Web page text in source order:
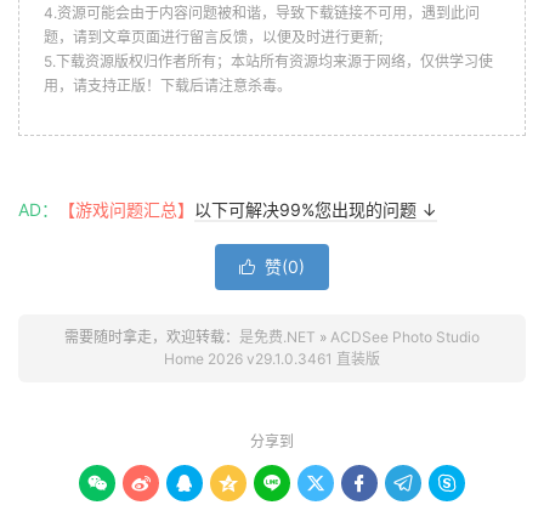
4.资源可能会由于内容问题被和谐，导致下载链接不可用，遇到此问
题，请到文章页面进行留言反馈，以便及时进行更新;
5.下载资源版权归作者所有；本站所有资源均来源于网络，仅供学习使
用，请支持正版！下载后请注意杀毒。
AD： 【游戏问题汇总】 以下可解决99%您出现的问题 ↓
 赞(0)
需要随时拿走，欢迎转载： 是免费.NET » ACDSee Photo Studio
Home 2026 v29.1.0.3461 直装版
分享到
        